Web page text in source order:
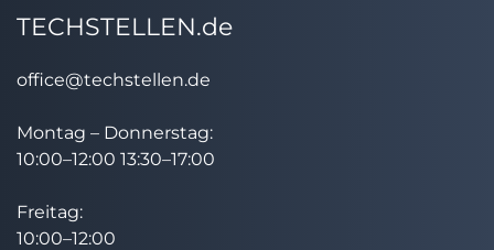
TECHSTELLEN.de
office@techstellen.de
Montag – Donnerstag:
10:00–12:00 13:30–17:00
Freitag:
10:00–12:00